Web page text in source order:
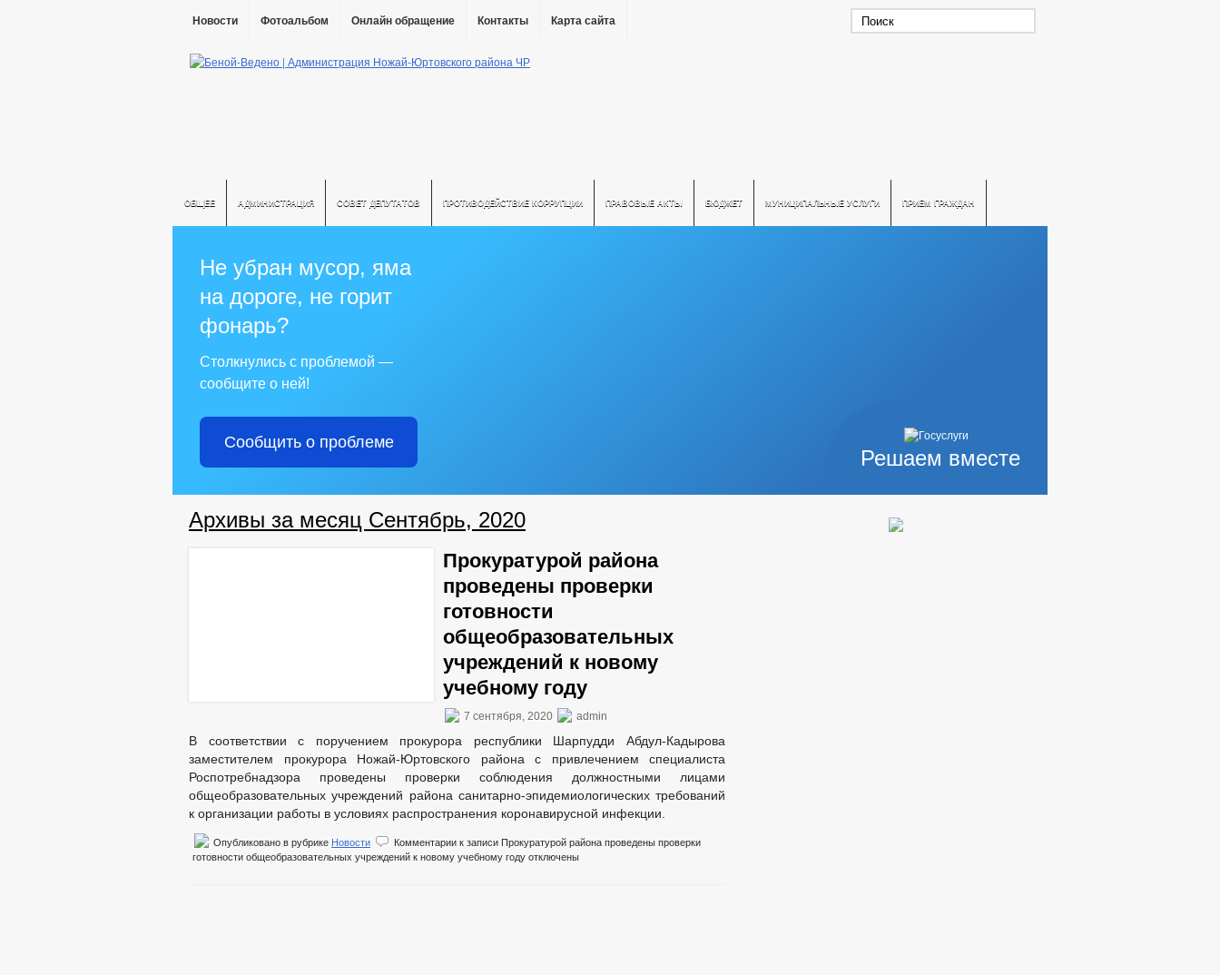
Новости Фотоальбом Онлайн обращение Контакты Карта сайта
ОБЩЕЕ АДМИНИСТРАЦИЯ СОВЕТ ДЕПУТАТОВ ПРОТИВОДЕЙСТВИЕ КОРРУПЦИИ ПРАВОВЫЕ АКТЫ БЮДЖЕТ МУНИЦИПАЛЬНЫЕ УСЛУГИ ПРИЕМ ГРАЖДАН
Решаем вместе
Не убран мусор, яма
на дороге, не горит
фонарь?
Столкнулись с проблемой —
сообщите о ней!
Сообщить о проблеме
Архивы за месяц Сентябрь, 2020
Прокуратурой района
проведены проверки
готовности
общеобразовательных
учреждений к новому
учебному году
7 сентября, 2020 admin
В соответствии с поручением прокурора республики Шарпудди Абдул-Кадырова
заместителем прокурора Ножай-Юртовского района с привлечением специалиста
Роспотребнадзора проведены проверки соблюдения должностными лицами
общеобразовательных учреждений района санитарно-эпидемиологических требований
к организации работы в условиях распространения коронавирусной инфекции.
Опубликовано в рубрике Новости Комментарии к записи Прокуратурой района проведены проверки
готовности общеобразовательных учреждений к новому учебному году отключены